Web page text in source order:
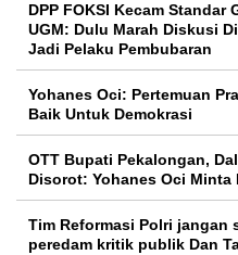
DPP FOKSI Kecam Standar
UGM: Dulu Marah Diskusi
Jadi Pelaku Pembubaran
Yohanes Oci: Pertemuan
Baik Untuk Demokrasi
OTT Bupati Pekalongan,
Disorot: Yohanes Oci Minta
Tim Reformasi Polri jangan
peredam kritik publik Dan